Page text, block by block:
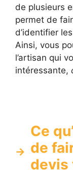
de plusieurs
permet de
d’identifier
Ainsi, vous
l’artisan qui
intéressante,
Ce
de
devis